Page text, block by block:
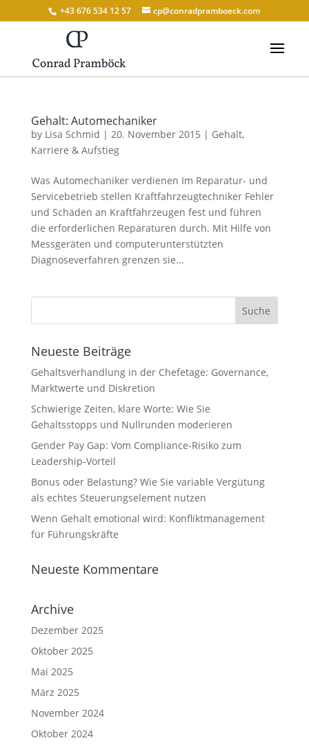
+43 676 534 12 57 cp@conradpramboeck.com
Gehalt: Automechaniker
by Lisa Schmid | 20. November 2015 | Gehalt,
Karriere & Aufstieg
Was Automechaniker verdienen Im Reparatur- und
Servicebetrieb stellen Kraftfahrzeugtechniker Fehler
und Schäden an Kraftfahrzeugen fest und führen
die erforderlichen Reparaturen durch. Mit Hilfe von
Messgeräten und computerunterstützten
Diagnoseverfahren grenzen sie...
Neueste Beiträge
Gehaltsverhandlung in der Chefetage: Governance,
Marktwerte und Diskretion
Schwierige Zeiten, klare Worte: Wie Sie
Gehaltsstopps und Nullrunden moderieren
Gender Pay Gap: Vom Compliance-Risiko zum
Leadership-Vorteil
Bonus oder Belastung? Wie Sie variable Vergütung
als echtes Steuerungselement nutzen
Wenn Gehalt emotional wird: Konfliktmanagement
für Führungskräfte
Neueste Kommentare
Archive
Dezember 2025
Oktober 2025
Mai 2025
März 2025
November 2024
Oktober 2024